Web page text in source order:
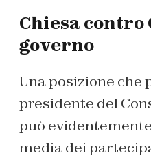
Chiesa contro
governo
Una posizione che
presidente del
può
media dei